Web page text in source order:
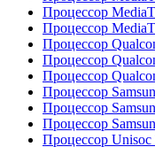
Процессор
Процессор
Процессор
Процессор
Процессор
Процессор
Процессор
Процессор
Процессор